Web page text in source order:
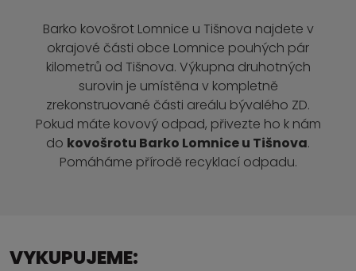
Barko kovošrot Lomnice u Tišnova najdete v
okrajové části obce Lomnice pouhých pár
kilometrů od Tišnova. Výkupna druhotných
surovin je umístěna v kompletně
zrekonstruované části areálu bývalého ZD.
Pokud máte kovový odpad, přivezte ho k nám
do kovošrotu Barko Lomnice u Tišnova.
Pomáháme přírodě recyklací odpadu.
VYKUPUJEME: